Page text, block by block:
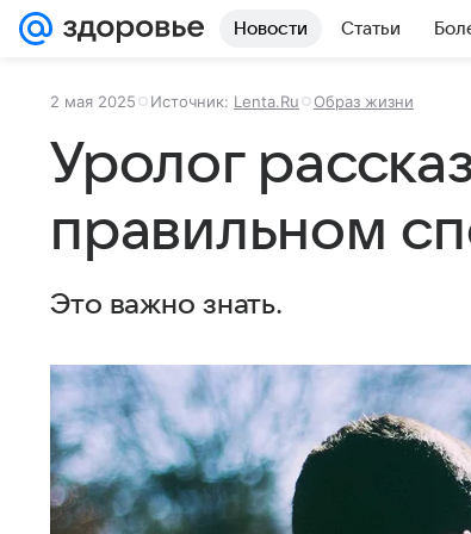
Новости Статьи
2 мая 2025 Источник: Lenta.Ru Образ жизни
Уролог
правильном
Это важно знать.